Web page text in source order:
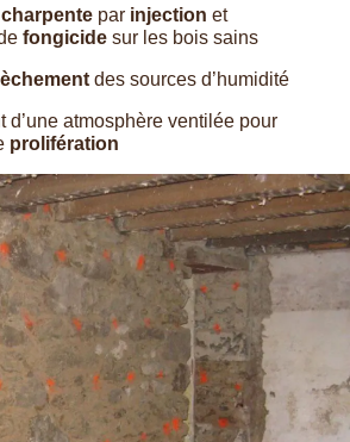
par injection et
fongicide sur les bois sains
des sources d’humidité
d’une atmosphère ventilée pour
prolifération